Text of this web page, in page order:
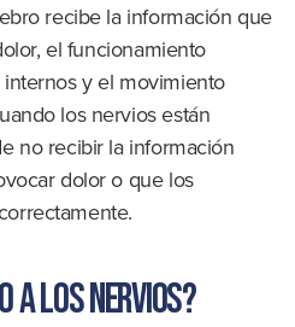
recibe la información que
el funcionamiento
y el movimiento
los nervios están
no recibir la información
dolor o que los
a los nervios?